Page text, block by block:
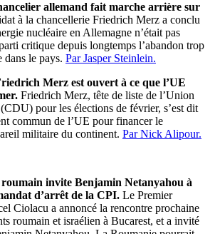
allemand fait marche arrière sur
à la chancellerie Friedrich Merz a conclu
nucléaire en Allemagne n’était pas
critique depuis longtemps l’abandon trop
dans le pays. Par Jasper Steinlein.
Merz est ouvert à ce que l’UE
Friedrich Merz, tête de liste de l’Union
pour les élections de février, s’est dit
commun de l’UE pour financer le
militaire du continent. Par Nick Alipour.
invite Benjamin Netanyahou à
d’arrêt de la CPI. Le Premier
Ciolacu a annoncé la rencontre prochaine
roumain et israélien à Bucarest, et a invité